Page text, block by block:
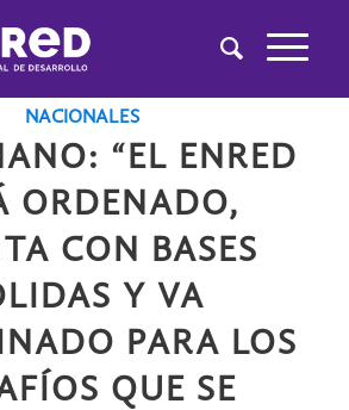
,
NACIONALES
“EL ENRED
ORDENADO,
CON BASES
Y VA
PARA LOS
QUE SE